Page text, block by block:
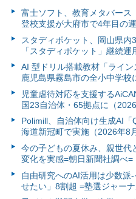
富⼠ソフト、教育メタバース
登校支援が大府市で4年目の
スタディポケット、岡山県内
「スタディポケット」継続運
AI 型ドリル搭載教材「ライン
鹿児島県霧島市の全小中学校
児童虐待対応を支援する
国23自治体・65拠点に（2026
Polimill、自治体向け生成AI
海道新冠町で実施（2026年8
今の子どもの夏休み、親世代
変化を実感=朝日新聞社調べ=
自由研究へのAI活用は少数派
せたい」8割超 =塾選ジャー